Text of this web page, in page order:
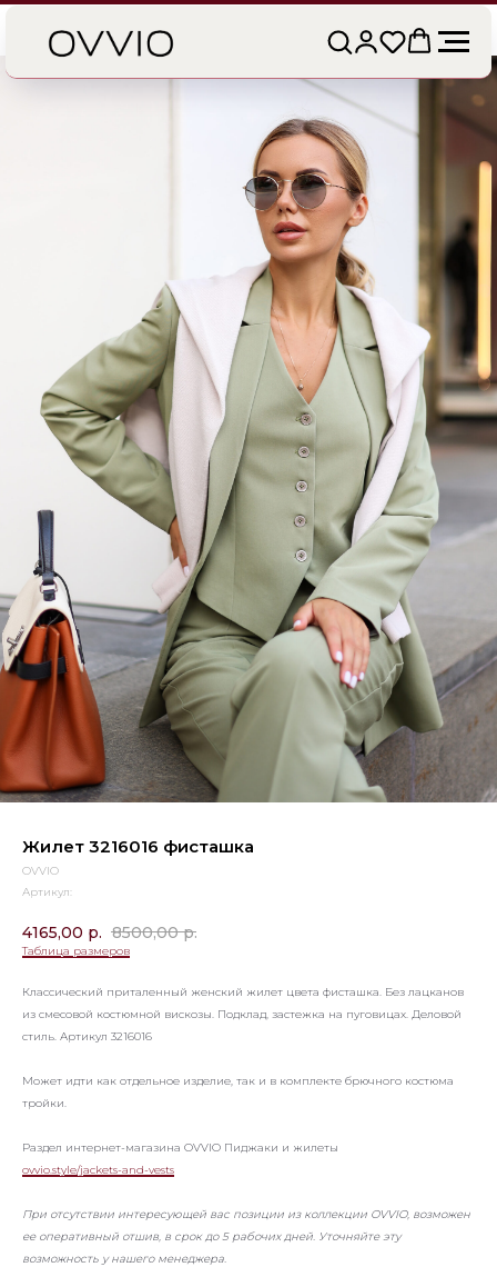
Жилет 3216016 фисташка
OVVIO
Артикул:
4165,00 р. 8500,00 р.
Таблица размеров
Классический приталенный женский жилет цвета фисташка. Без лацканов
из смесовой костюмной вискозы. Подклад, застежка на пуговицах. Деловой
стиль. Артикул 3216016
Может идти как отдельное изделие, так и в комплекте брючного костюма
тройки.
Раздел интернет-магазина OVVIO Пиджаки и жилеты
ovvio.style/jackets-and-vests
При отсутствии интересующей вас позиции из коллекции OVVIO, возможен
ее оперативный отшив, в срок до 5 рабочих дней. Уточняйте эту
возможность у нашего менеджера.